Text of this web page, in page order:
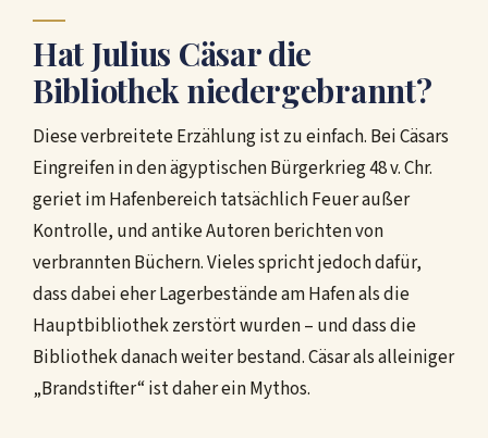
Hat Julius Cäsar die
Bibliothek niedergebrannt?
Diese verbreitete Erzählung ist zu einfach. Bei Cäsars
Eingreifen in den ägyptischen Bürgerkrieg 48 v. Chr.
geriet im Hafenbereich tatsächlich Feuer außer
Kontrolle, und antike Autoren berichten von
verbrannten Büchern. Vieles spricht jedoch dafür,
dass dabei eher Lagerbestände am Hafen als die
Hauptbibliothek zerstört wurden – und dass die
Bibliothek danach weiter bestand. Cäsar als alleiniger
„Brandstifter“ ist daher ein Mythos.